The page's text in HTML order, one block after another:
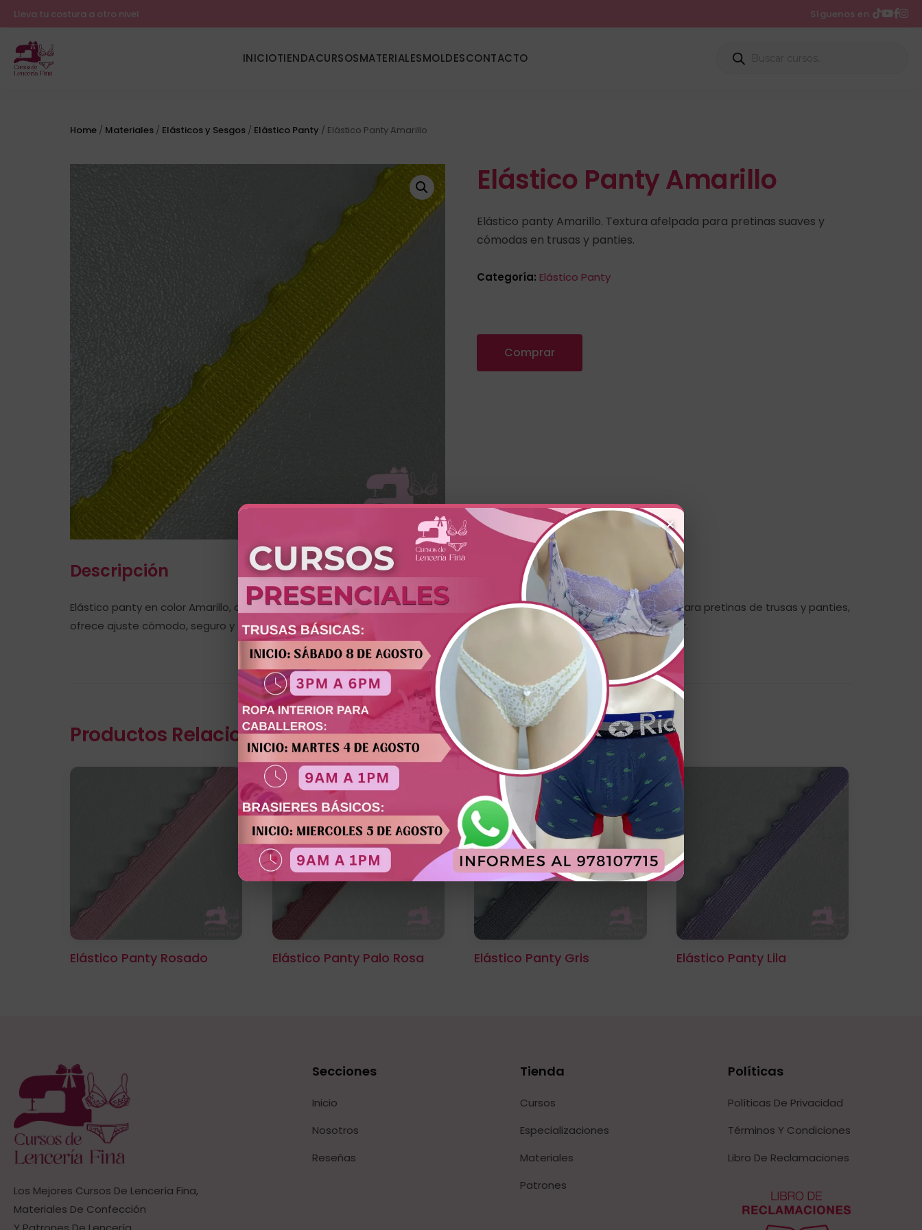
Lleva tu costura a otro nivel Síguenos en
INICIOTIENDACURSOSMATERIALESMOLDESCONTACTO
Home / Materiales / Elásticos y Sesgos / Elástico Panty / Elástico Panty Amarillo
Elástico Panty Amarillo
Elástico panty Amarillo. Textura afelpada para pretinas suaves y
cómodas en trusas y panties.
Categoría: Elástico Panty
Comprar
Descripción
Elástico panty en color Amarillo, con mora de textura afelpada que proporciona suavidad al contacto con la piel. Ideal para pretinas de trusas y panties,
ofrece ajuste cómodo, seguro y con excelente recuperación elástica. Material esencial en la confección de ropa interior.
Productos Relacionados
Elástico Panty Rosado Elástico Panty Palo Rosa Elástico Panty Gris Elástico Panty Lila
Los Mejores Cursos De Lencería Fina,
Materiales De Confección
Secciones
Inicio
Nosotros
Reseñas
Tienda
Cursos
Especializaciones
Materiales
Patrones
Políticas
Políticas De Privacidad
Términos Y Condiciones
Libro De Reclamaciones
×